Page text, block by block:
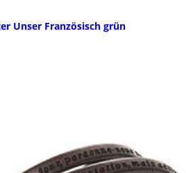
Unser Französisch grün